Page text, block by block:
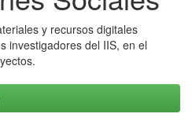
y recursos digitales
investigadores del IIS, en el